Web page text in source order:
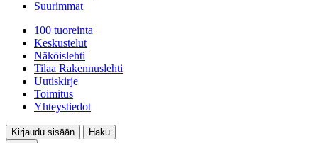
Suurimmat
100 tuoreinta
Keskustelut
Näköislehti
Tilaa Rakennuslehti
Uutiskirje
Toimitus
Yhteystiedot
Kirjaudu sisään
Haku